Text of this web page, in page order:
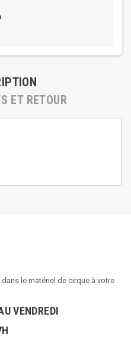
ET RETOUR
le matériel de cirque à votre
VENDREDI